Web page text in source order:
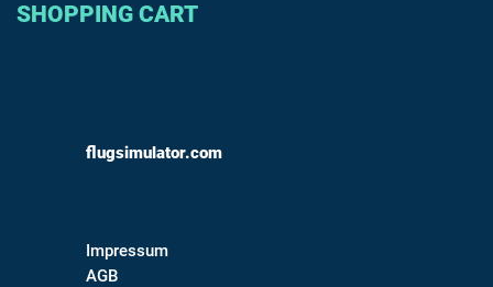
SHOPPING CART
flugsimulator.com
Impressum
AGB